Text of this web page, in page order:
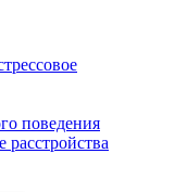
поведения